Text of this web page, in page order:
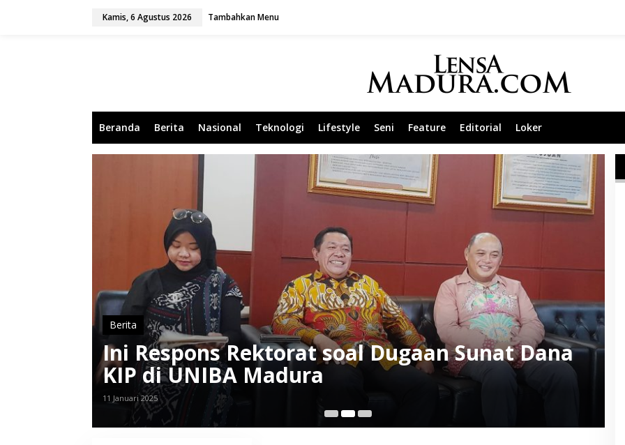
Kamis, 6 Agustus 2026 Tambahkan Menu
Beranda Berita Nasional Teknologi Lifestyle Seni Feature Editorial Loker
Berita
Ini Respons Rektorat soal Dugaan Sunat Dana
KIP di UNIBA Madura
11 Januari 2025